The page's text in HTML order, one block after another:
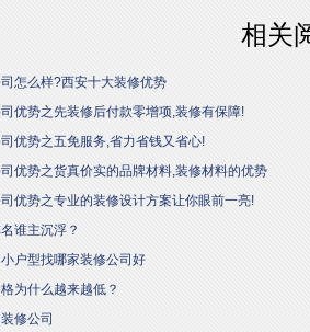
相关
怎么样?西安十大装修优势
优势之先装修后付款零增项,装修有保障!
优势之五免服务,省力省钱又省心!
优势之货真价实的品牌材料,装修材料的优势
优势之专业的装修设计方案让你眼前一亮!
谁主沉浮？
户型找哪家装修公司好
为什么越来越低？
修公司